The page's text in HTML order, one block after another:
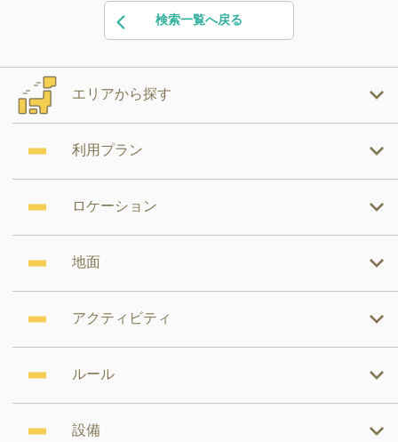
検索一覧へ戻る
エリアから探す
利用プラン
ロケーション
地面
アクティビティ
ルール
設備